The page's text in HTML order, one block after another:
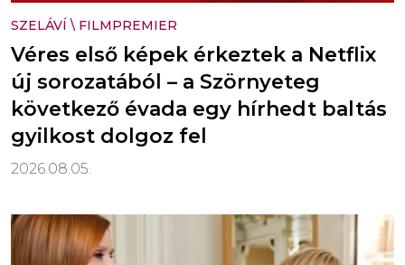
SZELÁVÍ \ FILMPREMIER
Véres első képek érkeztek a Netflix
új sorozatából – a Szörnyeteg
következő évada egy hírhedt baltás
gyilkost dolgoz fel
2026.08.05.